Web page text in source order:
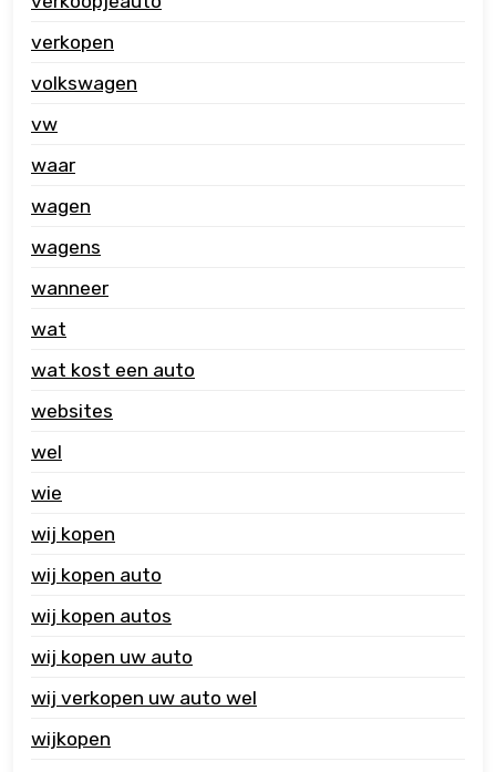
verkopen
volkswagen
vw
waar
wagen
wagens
wanneer
wat
wat kost een auto
websites
wel
wie
wij kopen
wij kopen auto
wij kopen autos
wij kopen uw auto
wij verkopen uw auto wel
wijkopen